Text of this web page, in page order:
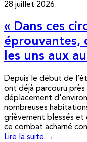
28 juillet 2026
« Dans ces
éprouvantes,
les uns aux
Depuis le début de
ont déjà parcouru
déplacement
nombreuses
grièvement blessés et
ce combat acharné
Lire la suite →